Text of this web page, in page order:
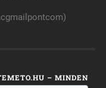
– MINDEN